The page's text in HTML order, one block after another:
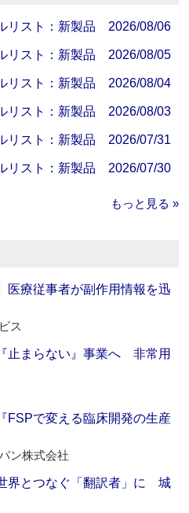
リスト：新製品 2026/08/06
リスト：新製品 2026/08/05
リスト：新製品 2026/08/04
リスト：新製品 2026/08/03
リスト：新製品 2026/07/31
リスト：新製品 2026/07/30
もっと見る »
医療従事者が副作用情報を迅
ス
止まらない』事業へ 非常用
FSPで変える臨床開発の生産
ン株式会社
界とつなぐ「翻訳者」に 城